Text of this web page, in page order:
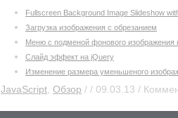
Fullscreen Background Image Slideshow
Загрузка изображения с обрезанием
Меню с подменой фонового изображения
Слайд эффект на jQuery
Изменение размера уменьшеного
JavaScript Обзор / / 09.03.13 /